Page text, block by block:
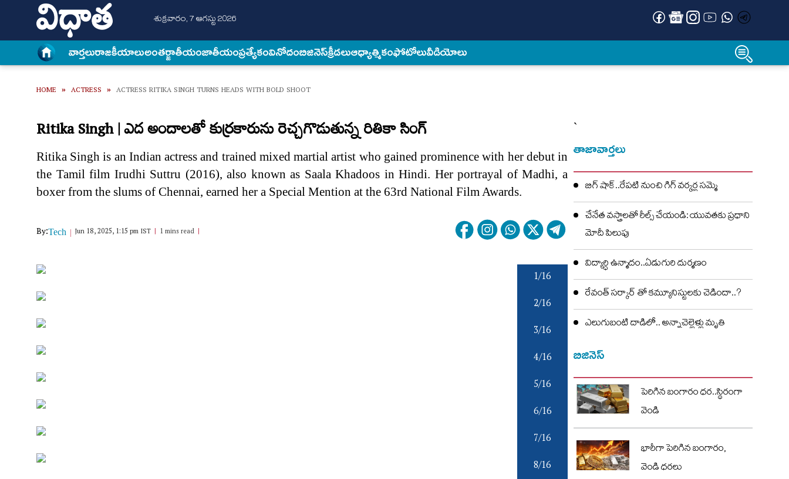
శుక్రవారం, 7 ఆగస్టు 2026
వార్త‌లురాజకీయాలుఅంత‌ర్జాతీయంజాతీయంప్రత్యేకంవినోదంబిజినెస్క్రీడలుఆధ్యాత్మికంఫోటోలువీడియోలు
HOME » ACTRESS » ACTRESS RITIKA SINGH TURNS HEADS WITH BOLD SHOOT
Ritika Singh | ఎద అందాలతో కుర్రకారును రెచ్చగొడుతున్న రితికా సింగ్
Ritika Singh is an Indian actress and trained mixed martial artist who gained prominence with her debut in
the Tamil film Irudhi Suttru (2016), also known as Saala Khadoos in Hindi. Her portrayal of Madhi, a
boxer from the slums of Chennai, earned her a Special Mention at the 63rd National Film Awards.
By:Tech Jun 18, 2025, 1:15 pm IST 1 mins read
1/16
2/16
3/16
4/16
5/16
6/16
7/16
8/16
`
తాజావార్తలు
బిగ్ షాక్..రేపటి నుంచి గిగ్ వర్కర్ల సమ్మె
చేనేత వస్త్రాలతో రీల్స్ చేయండి: యువతకు ప్రధాని
మోదీ పిలుపు
విద్యార్ధి ఉన్మాదం..ఏడుగురి దుర్మణం
రేవంత్ సర్కార్ తో కమ్యూనిస్టులకు చెడిందా..?
ఎలుగుబంటి దాడిలో.. అన్నాచెల్లెళ్లు మృతి
బిజినెస్
పెరిగిన బంగారం ధర..స్థిరంగా
వెండి
భారీగా పెరిగిన బంగారం,
వెండి ధరలు